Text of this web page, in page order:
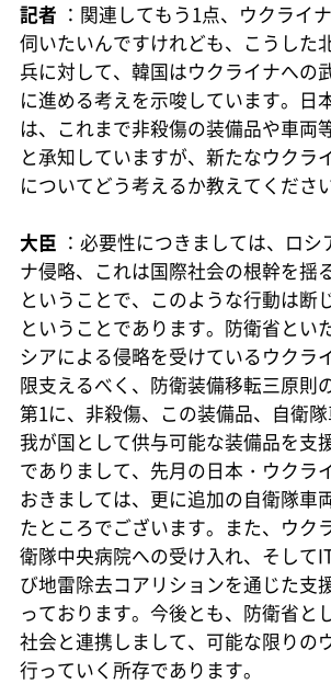
記者 ：関連してもう1点、ウクライ
伺いたいんですけれども、こうした
兵に対して、韓国はウクライナへの
に進める考えを示唆しています。日
は、これまで非殺傷の装備品や車両
と承知していますが、新たなウクラ
についてどう考えるか教えてください
大臣 ：必要性につきましては、ロ
ナ侵略、これは国際社会の根幹を揺
ということで、このような行動は断
ということであります。防衛省とい
シアによる侵略を受けているウクラ
限支えるべく、防衛装備移転三原則
第1に、非殺傷、この装備品、自衛隊
我が国として供与可能な装備品を支
でありまして、先月の日本・ウクラ
おきましては、更に追加の自衛隊車
たところでございます。また、ウク
衛隊中央病院への受け入れ、そして
び地雷除去コアリションを通じた支
っております。今後とも、防衛省と
社会と連携しまして、可能な限りの
行っていく所存であります。